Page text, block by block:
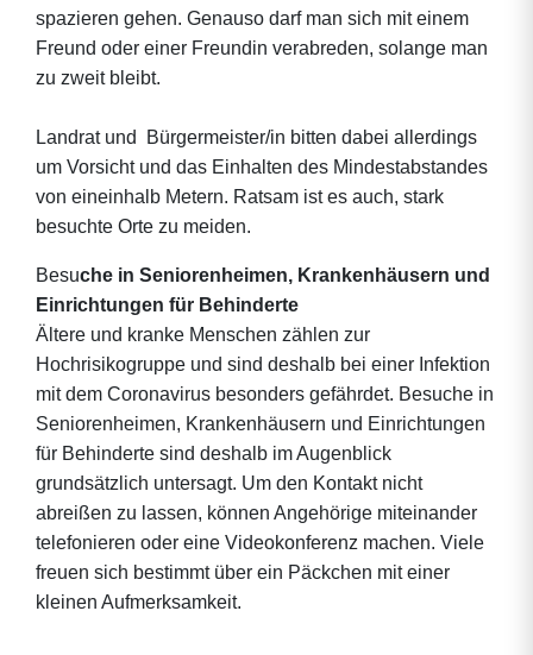
spazieren gehen. Genauso darf man sich mit einem
Freund oder einer Freundin verabreden, solange man
zu zweit bleibt.
Landrat und Bürgermeister/in bitten dabei allerdings
um Vorsicht und das Einhalten des Mindestabstandes
von eineinhalb Metern. Ratsam ist es auch, stark
besuchte Orte zu meiden.
Besuche in Seniorenheimen, Krankenhäusern und
Einrichtungen für Behinderte
Ältere und kranke Menschen zählen zur
Hochrisikogruppe und sind deshalb bei einer Infektion
mit dem Coronavirus besonders gefährdet. Besuche in
Seniorenheimen, Krankenhäusern und Einrichtungen
für Behinderte sind deshalb im Augenblick
grundsätzlich untersagt. Um den Kontakt nicht
abreißen zu lassen, können Angehörige miteinander
telefonieren oder eine Videokonferenz machen. Viele
freuen sich bestimmt über ein Päckchen mit einer
kleinen Aufmerksamkeit.